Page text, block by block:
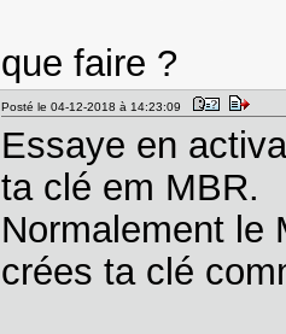
que faire ?
Posté le 04-12-2018 à 14:23:09
Essaye en
ta clé em MBR.
Normalement le
crées ta clé